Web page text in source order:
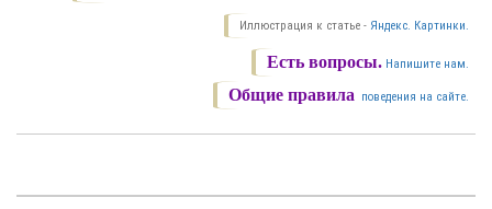
Иллюстрация к статье - Яндекс. Картинки.
Есть вопросы. Напишите нам.
Общие правила поведения на сайте.